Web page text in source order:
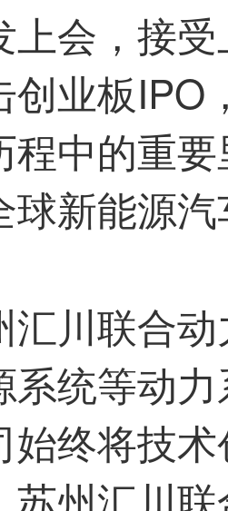
上会，接
创业板IPO
程中的重
球新能源
汇川联合
系统等动
始终将技
苏州汇川